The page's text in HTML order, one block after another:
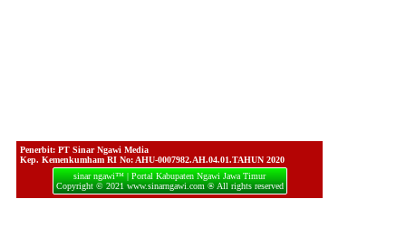
Penerbit: PT Sinar Ngawi Media
Kep. Kemenkumham RI No: AHU-0007982.AH.04.01.TAHUN 2020
sinar ngawi™ | Portal Kabupaten Ngawi Jawa Timur
Copyright © 2021 www.sinarngawi.com ® All rights reserved